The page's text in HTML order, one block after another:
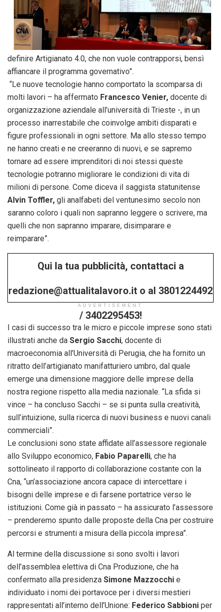
definire Artigianato 4.0, che non vuole contrapporsi, bensì
affiancare il programma governativo”.
“Le nuove tecnologie hanno comportato la scomparsa di
molti lavori – ha affermato Francesco Venier, docente di
organizzazione aziendale all’università di Trieste -, in un
processo inarrestabile che coinvolge ambiti disparati e
figure professionali in ogni settore. Ma allo stesso tempo
ne hanno creati e ne creeranno di nuovi, e se sapremo
tornare ad essere imprenditori di noi stessi queste
tecnologie potranno migliorare le condizioni di vita di
milioni di persone. Come diceva il saggista statunitense
Alvin Toffler, gli analfabeti del ventunesimo secolo non
saranno coloro i quali non sapranno leggere o scrivere, ma
quelli che non sapranno imparare, disimparare e
reimparare”.
Qui la tua pubblicità, contattaci a
redazione@attualitalavoro.it o al 3801224492
/ 3402295453!
ADVERTISEMENT
I casi di successo tra le micro e piccole imprese sono stati
illustrati anche da Sergio Sacchi, docente di
macroeconomia all’Università di Perugia, che ha fornito un
ritratto dell’artigianato manifatturiero umbro, dal quale
emerge una dimensione maggiore delle imprese della
nostra regione rispetto alla media nazionale. “La sfida si
vince – ha concluso Sacchi – se si punta sulla creatività,
sull’intuizione, sulla ricerca di nuovi business e nuovi canali
commerciali”.
Le conclusioni sono state affidate all’assessore regionale
allo Sviluppo economico, Fabio Paparelli, che ha
sottolineato il rapporto di collaborazione costante con la
Cna, “un’associazione ancora capace di intercettare i
bisogni delle imprese e di farsene portatrice verso le
istituzioni. Come già in passato – ha assicurato l’assessore
– prenderemo spunto dalle proposte della Cna per costruire
percorsi e strumenti a misura della piccola impresa”.
Al termine della discussione si sono svolti i lavori
dell’assemblea elettiva di Cna Produzione, che ha
confermato alla presidenza Simone Mazzocchi e
individuato i nomi dei portavoce per i diversi mestieri
rappresentati all’interno dell’Unione: Federico Sabbioni per